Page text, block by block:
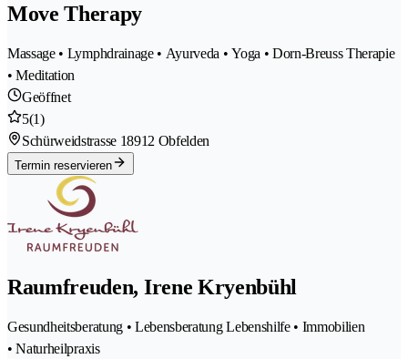
Move Therapy
Massage • Lymphdrainage • Ayurveda • Yoga • Dorn-Breuss Therapie
• Meditation
Geöffnet
5(1)
Schürweidstrasse 18912 Obfelden
Termin reservieren
Raumfreuden, Irene Kryenbühl
Gesundheitsberatung • Lebensberatung Lebenshilfe • Immobilien
• Naturheilpraxis